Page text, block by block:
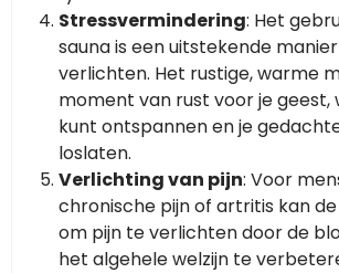
Stressvermindering: Het
sauna is een uitstekende
verlichten. Het rustige, warme
moment van rust voor je geest,
kunt ontspannen en je
loslaten.
Verlichting van pijn: Voor
chronische pijn of artritis kan
om pijn te verlichten door de
het algehele welzijn te